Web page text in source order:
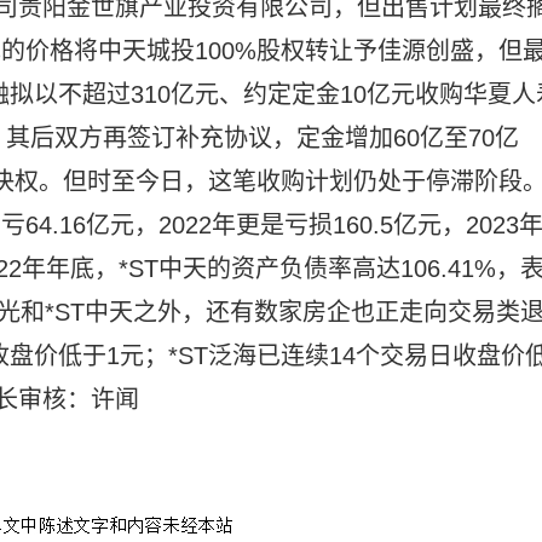
贵阳金世旗产业投资有限公司，但出售计划最终
价格将中天城投100%股权转让予佳源创盛，但
以不超过310亿元、约定定金10亿元收购华夏人
后双方再签订补充协议，定金增加60亿至70亿
。但时至今日，这笔收购计划仍处于停滞阶段。
64.16亿元，2022年更是亏损160.5亿元，2023年
年年底，*ST中天的资产负债率高达106.41%，表
和*ST中天之外，还有数家房企也正走向交易类退
价低于1元；*ST泛海已连续14个交易日收盘价
审核：许闻